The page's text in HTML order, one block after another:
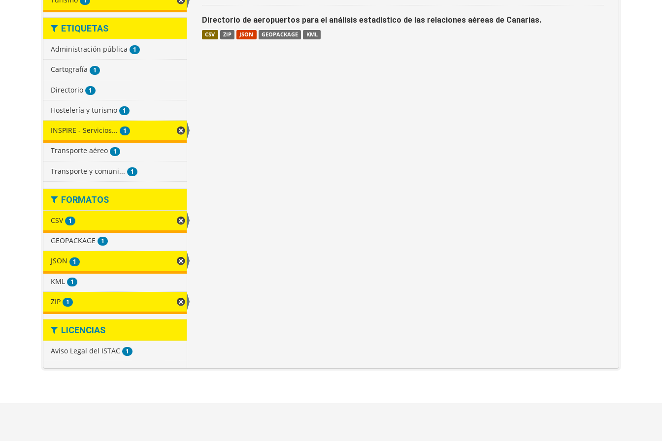
ETIQUETAS
Administración pública 1
Cartografía 1
Directorio 1
Hostelería y turismo 1
INSPIRE - Servicios... 1
Transporte aéreo 1
Transporte y comuni... 1
FORMATOS
CSV 1
GEOPACKAGE 1
JSON 1
KML 1
ZIP 1
LICENCIAS
Aviso Legal del ISTAC 1
Directorio de aeropuertos para el análisis estadístico de las relaciones aéreas de Canarias.
CSV ZIP JSON GEOPACKAGE KML